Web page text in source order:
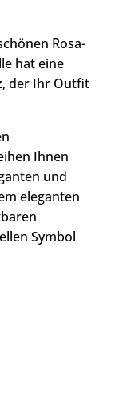
Rosa-
hat eine
der Ihr Outfit
Ihnen
und
eleganten
Symbol